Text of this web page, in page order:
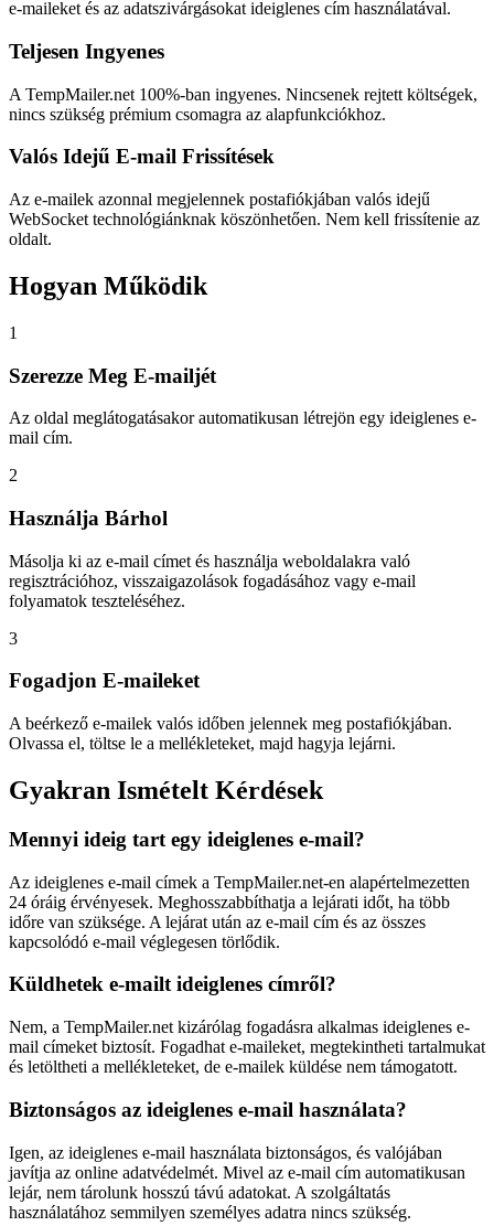
e-maileket és az adatszivárgásokat ideiglenes cím használatával.
Teljesen Ingyenes
A TempMailer.net 100%-ban ingyenes. Nincsenek rejtett költségek,
nincs szükség prémium csomagra az alapfunkciókhoz.
Valós Idejű E-mail Frissítések
Az e-mailek azonnal megjelennek postafiókjában valós idejű
WebSocket technológiánknak köszönhetően. Nem kell frissítenie az
oldalt.
Hogyan Működik
1
Szerezze Meg E-mailjét
Az oldal meglátogatásakor automatikusan létrejön egy ideiglenes e-
mail cím.
2
Használja Bárhol
Másolja ki az e-mail címet és használja weboldalakra való
regisztrációhoz, visszaigazolások fogadásához vagy e-mail
folyamatok teszteléséhez.
3
Fogadjon E-maileket
A beérkező e-mailek valós időben jelennek meg postafiókjában.
Olvassa el, töltse le a mellékleteket, majd hagyja lejárni.
Gyakran Ismételt Kérdések
Mennyi ideig tart egy ideiglenes e-mail?
Az ideiglenes e-mail címek a TempMailer.net-en alapértelmezetten
24 óráig érvényesek. Meghosszabbíthatja a lejárati időt, ha több
időre van szüksége. A lejárat után az e-mail cím és az összes
kapcsolódó e-mail véglegesen törlődik.
Küldhetek e-mailt ideiglenes címről?
Nem, a TempMailer.net kizárólag fogadásra alkalmas ideiglenes e-
mail címeket biztosít. Fogadhat e-maileket, megtekintheti tartalmukat
és letöltheti a mellékleteket, de e-mailek küldése nem támogatott.
Biztonságos az ideiglenes e-mail használata?
Igen, az ideiglenes e-mail használata biztonságos, és valójában
javítja az online adatvédelmét. Mivel az e-mail cím automatikusan
lejár, nem tárolunk hosszú távú adatokat. A szolgáltatás
használatához semmilyen személyes adatra nincs szükség.